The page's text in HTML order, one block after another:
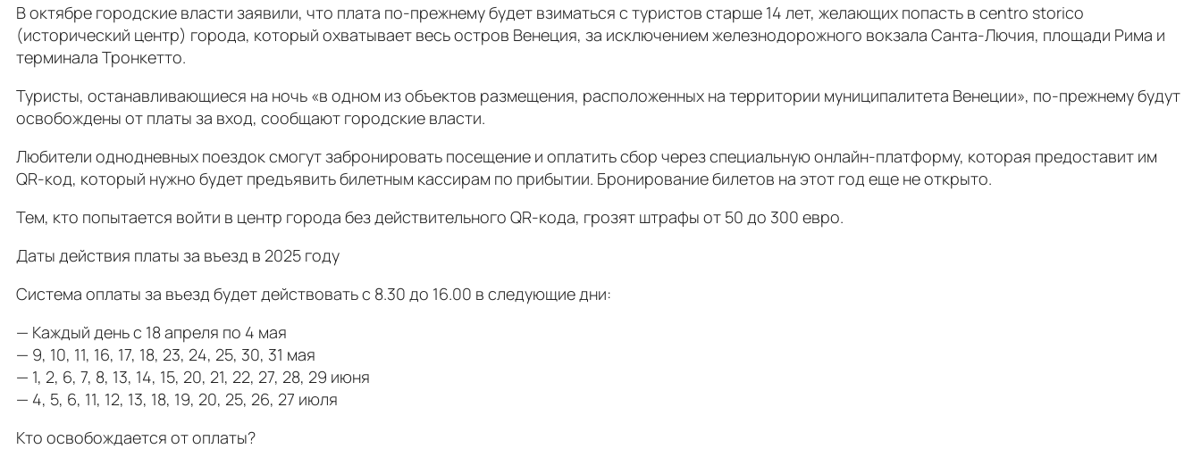
В октябре городские власти заявили, что плата по-прежнему будет взиматься с туристов старше 14 лет, желающих попасть в centro storico
(исторический центр) города, который охватывает весь остров Венеция, за исключением железнодорожного вокзала Санта-Лючия, площади Рима и
терминала Тронкетто.
Туристы, останавливающиеся на ночь «в одном из объектов размещения, расположенных на территории муниципалитета Венеции», по-прежнему будут
освобождены от платы за вход, сообщают городские власти.
Любители однодневных поездок смогут забронировать посещение и оплатить сбор через специальную онлайн-платформу, которая предоставит им
QR-код, который нужно будет предъявить билетным кассирам по прибытии. Бронирование билетов на этот год еще не открыто.
Тем, кто попытается войти в центр города без действительного QR-кода, грозят штрафы от 50 до 300 евро.
Даты действия платы за въезд в 2025 году
Система оплаты за въезд будет действовать с 8.30 до 16.00 в следующие дни:
— Каждый день с 18 апреля по 4 мая
— 9, 10, 11, 16, 17, 18, 23, 24, 25, 30, 31 мая
— 1, 2, 6, 7, 8, 13, 14, 15, 20, 21, 22, 27, 28, 29 июня
— 4, 5, 6, 11, 12, 13, 18, 19, 20, 25, 26, 27 июля
Кто освобождается от оплаты?